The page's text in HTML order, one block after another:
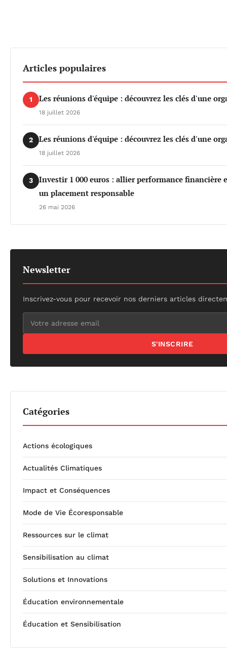
Articles populaires
1 Les réunions d'équipe : découvrez les clés d'une
18 juillet 2026
2 Les réunions d'équipe : découvrez les clés d'une
18 juillet 2026
3
Investir 1 000 euros : allier performance financière
un placement responsable
26 mai 2026
Newsletter
Inscrivez-vous pour recevoir nos derniers articles
S'INSCRIRE
Catégories
Actions écologiques
Actualités Climatiques
Impact et Conséquences
Mode de Vie Écoresponsable
Ressources sur le climat
Sensibilisation au climat
Solutions et Innovations
Éducation environnementale
Éducation et Sensibilisation